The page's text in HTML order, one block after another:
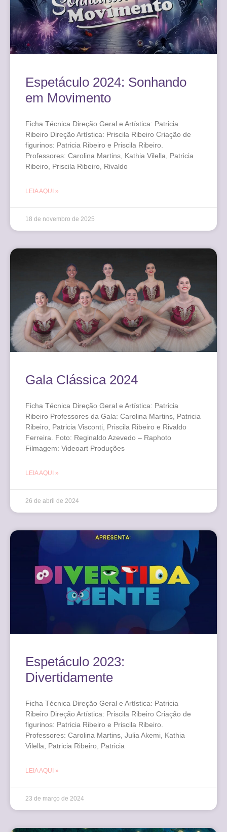
Espetáculo 2024: Sonhando
em Movimento
Ficha Técnica Direção Geral e Artística: Patricia
Ribeiro Direção Artística: Priscila Ribeiro Criação de
figurinos: Patricia Ribeiro e Priscila Ribeiro.
Professores: Carolina Martins, Kathia Vilella, Patricia
Ribeiro, Priscila Ribeiro, Rivaldo
LEIA AQUI »
18 de novembro de 2025
Gala Clássica 2024
Ficha Técnica Direção Geral e Artística: Patricia
Ribeiro Professores da Gala: Carolina Martins, Patricia
Ribeiro, Patricia Visconti, Priscila Ribeiro e Rivaldo
Ferreira. Foto: Reginaldo Azevedo – Raphoto
Filmagem: Videoart Produções
LEIA AQUI »
26 de abril de 2024
Espetáculo 2023:
Divertidamente
Ficha Técnica Direção Geral e Artística: Patricia
Ribeiro Direção Artística: Priscila Ribeiro Criação de
figurinos: Patricia Ribeiro e Priscila Ribeiro.
Professores: Carolina Martins, Julia Akemi, Kathia
Vilella, Patricia Ribeiro, Patricia
LEIA AQUI »
23 de março de 2024